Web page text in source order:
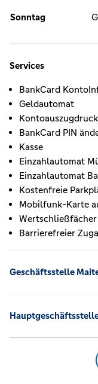
Sonntag
Services
BankCard
Geldautomat
BankCard PIN
Kasse
Einzahlautomat
Einzahlautomat
Kostenfreie
Mobilfunk-Karte
Wertschließfächer
Barrierefreier
Geschäftsstelle